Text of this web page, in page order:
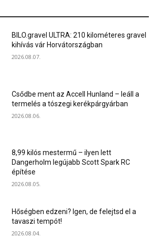
BILO.gravel ULTRA: 210 kilométeres gravel
kihívás vár Horvátországban
2026.08.07.
Csődbe ment az Accell Hunland – leáll a
termelés a tószegi kerékpárgyárban
2026.08.06.
8,99 kilós mestermű – ilyen lett
Dangerholm legújabb Scott Spark RC
építése
2026.08.05.
Hőségben edzeni? Igen, de felejtsd el a
tavaszi tempót!
2026.08.04.